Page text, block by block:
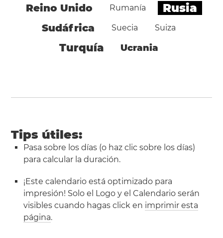
Reino Unido Rumanía Rusia
Sudáfrica Suecia Suiza
Turquía Ucrania
Tips útiles:
Pasa sobre los días (o haz clic sobre los días)
para calcular la duración.
¡Este calendario está optimizado para
impresión! Solo el Logo y el Calendario serán
visibles cuando hagas click en imprimir esta
página.